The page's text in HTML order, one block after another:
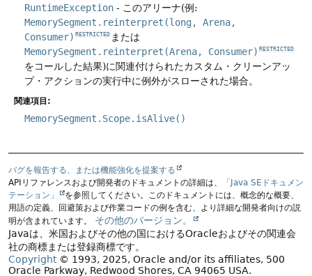
RuntimeException - このアリーナ(例:
MemorySegment.reinterpret(long, Arena,
Consumer) RESTRICTED または
MemorySegment.reinterpret(Arena, Consumer) RESTRICTED
をコールした結果)に関連付けられたカスタム・クリーンアッ
プ・アクションの実行中に例外がスローされた場合。
関連項目:
MemorySegment.Scope.isAlive()
バグを報告する、または機能強化を提案する
APIリファレンスおよび開発者のドキュメントの詳細は、
「Java SEドキュメン
テーション」
を参照してください。このドキュメントには、概念的な概要、
用語の定義、回避策および作業コードの例を含む、より詳細な開発者向けの説
明が含まれています。
その他のバージョン。
Javaは、米国およびその他の国におけるOracleおよびその関連会
社の商標または登録商標です。
Copyright© 1993, 2025, Oracle and/or its affiliates, 500
Oracle Parkway, Redwood Shores, CA 94065 USA.